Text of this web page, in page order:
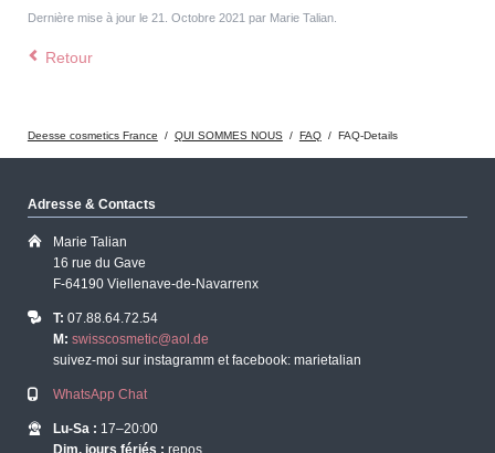
Dernière mise à jour le 21. Octobre 2021 par Marie Talian.
Retour
Deesse cosmetics France QUI SOMMES NOUS FAQ FAQ-Details
Adresse & Contacts
Marie Talian
16 rue du Gave
F-64190 Viellenave-de-Navarrenx
T: 07.88.64.72.54
M: swisscosmetic@aol.de
suivez-moi sur instagramm et facebook: marietalian
WhatsApp Chat
Lu-Sa : 17–20:00